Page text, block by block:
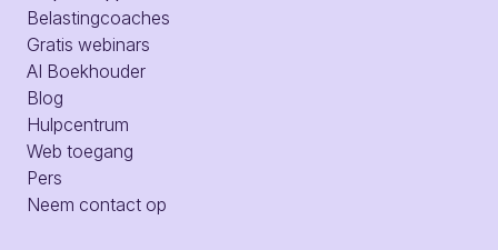
Belastingcoaches
Gratis webinars
AI Boekhouder
Blog
Hulpcentrum
Web toegang
Pers
Neem contact op